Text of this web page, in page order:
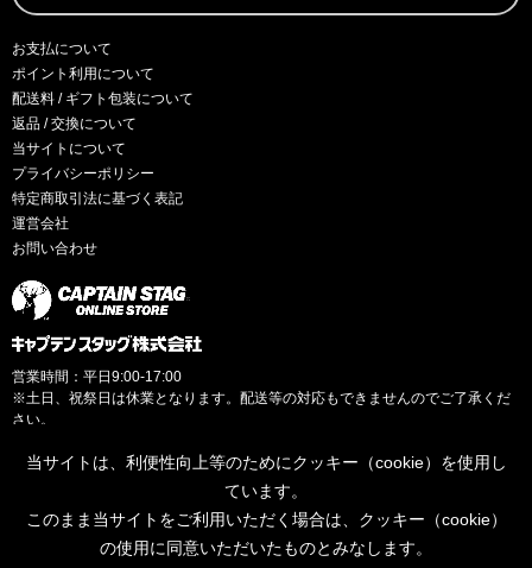
お支払について
ポイント利用について
配送料 / ギフト包装について
返品 / 交換について
当サイトについて
プライバシーポリシー
特定商取引法に基づく表記
運営会社
お問い合わせ
営業時間：平日9:00-17:00
※土日、祝祭日は休業となります。配送等の対応もできませんのでご了承くだ
さい。
当サイトは、利便性向上等のためにクッキー（cookie）を使用し
ています。
このまま当サイトをご利用いただく場合は、クッキー（cookie）
の使用に同意いただいたものとみなします。